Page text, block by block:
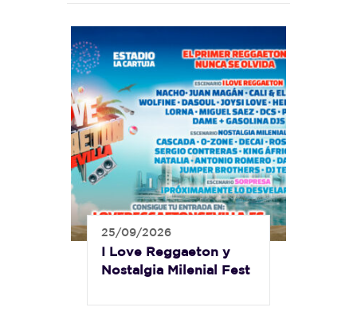
25/09/2026
I Love Reggaeton y
Nostalgia Milenial Fest